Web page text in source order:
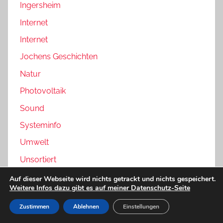
Ingersheim
Internet
Internet
Jochens Geschichten
Natur
Photovoltaik
Sound
Systeminfo
Umwelt
Unsortiert
Werkstatt
Wetter – der Blog zu www.ingersheimwetter.de
Windrad
Auf dieser Webseite wird nichts getrackt und nichts gespeichert.
Weitere Infos dazu gibt es auf meiner Datenschutz-Seite
Zustimmen Ablehnen Einstellungen